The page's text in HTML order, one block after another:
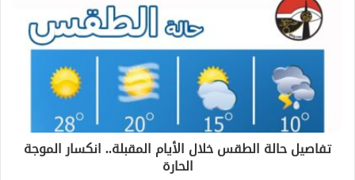
تفاصيل حالة الطقس خلال الأيام المقبلة.. انكسار الموجة
الحارة